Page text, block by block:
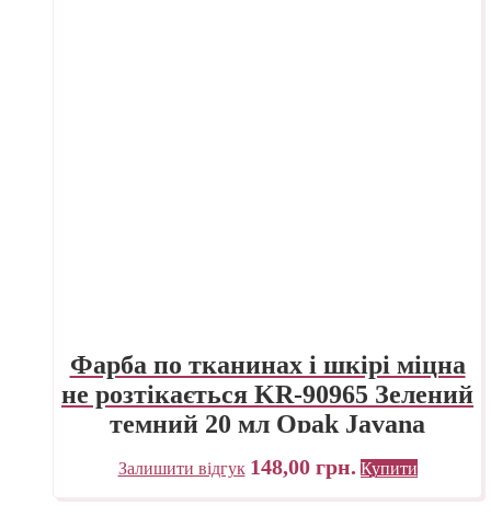
Фарба по тканинах і шкірі міцна
не розтікається KR-90965 Зелений
темний 20 мл Opak Javana
C.KREUL
Залишити відгук 148,00 грн. Купити